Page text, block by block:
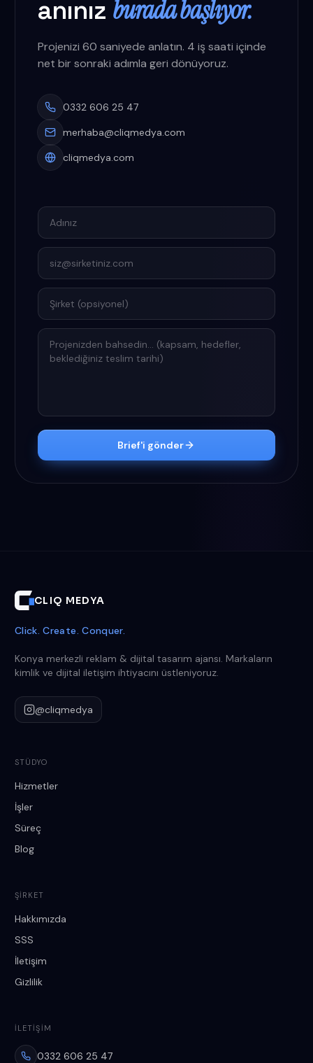
anınız burada başlıyor.
Projenizi 60 saniyede anlatın. 4 iş saati içinde
net bir sonraki adımla geri dönüyoruz.
0332 606 25 47
merhaba@cliqmedya.com
cliqmedya.com
Adınız
E-posta
Şirket
Projenizden bahsedin
Brief'i gönder
CLIQ MEDYA
Click. Create. Conquer.
Konya merkezli reklam & dijital tasarım ajansı. Markaların
kimlik ve dijital iletişim ihtiyacını üstleniyoruz.
@cliqmedya
STÜDYO
Hizmetler
İşler
Süreç
Blog
ŞIRKET
Hakkımızda
SSS
İletişim
Gizlilik
İLETIŞIM
0332 606 25 47